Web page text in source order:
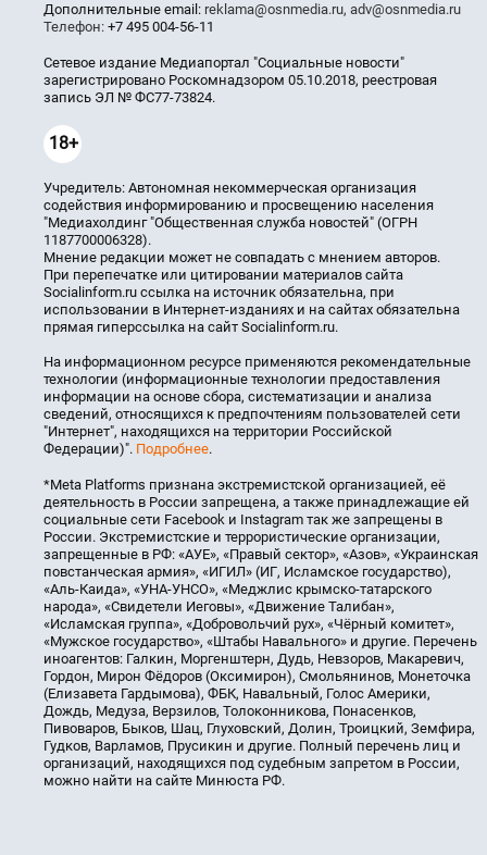
Дополнительные email: reklama@osnmedia.ru, adv@osnmedia.ru
Телефон: +7 495 004-56-11
Сетевое издание Медиапортал "Социальные новости"
зарегистрировано Роскомнадзором 05.10.2018, реестровая
запись ЭЛ № ФС77-73824.
18+
Учредитель: Автономная некоммерческая организация
содействия информированию и просвещению населения
"Медиахолдинг "Общественная служба новостей" (ОГРН
1187700006328).
Мнение редакции может не совпадать с мнением авторов.
При перепечатке или цитировании материалов сайта
Socialinform.ru ссылка на источник обязательна, при
использовании в Интернет-изданиях и на сайтах обязательна
прямая гиперссылка на сайт Socialinform.ru.
На информационном ресурсе применяются рекомендательные
технологии (информационные технологии предоставления
информации на основе сбора, систематизации и анализа
сведений, относящихся к предпочтениям пользователей сети
"Интернет", находящихся на территории Российской
Федерации)". Подробнее.
*Meta Platforms признана экстремистской организацией, её
деятельность в России запрещена, а также принадлежащие ей
социальные сети Facebook и Instagram так же запрещены в
России. Экстремистские и террористические организации,
запрещенные в РФ: «АУЕ», «Правый сектор», «Азов», «Украинская
повстанческая армия», «ИГИЛ» (ИГ, Исламское государство),
«Аль-Каида», «УНА-УНСО», «Меджлис крымско-татарского
народа», «Свидетели Иеговы», «Движение Талибан»,
«Исламская группа», «Добровольчий рух», «Чёрный комитет»,
«Мужское государство», «Штабы Навального» и другие. Перечень
иноагентов: Галкин, Моргенштерн, Дудь, Невзоров, Макаревич,
Гордон, Мирон Фёдоров (Оксимирон), Смольянинов, Монеточка
(Елизавета Гардымова), ФБК, Навальный, Голос Америки,
Дождь, Медуза, Верзилов, Толоконникова, Понасенков,
Пивоваров, Быков, Шац, Глуховский, Долин, Троицкий, Земфира,
Гудков, Варламов, Прусикин и другие. Полный перечень лиц и
организаций, находящихся под судебным запретом в России,
можно найти на сайте Минюста РФ.